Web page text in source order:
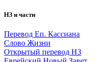
НЗ и части
Перевод Еп. Кассиана
Слово Жизни
Открытый перевод НЗ